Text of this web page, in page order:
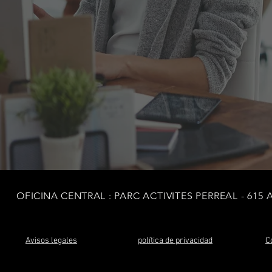
OFICINA CENTRAL : PARC ACTIVITES PERREAL - 615
Avisos legales política de privacidad